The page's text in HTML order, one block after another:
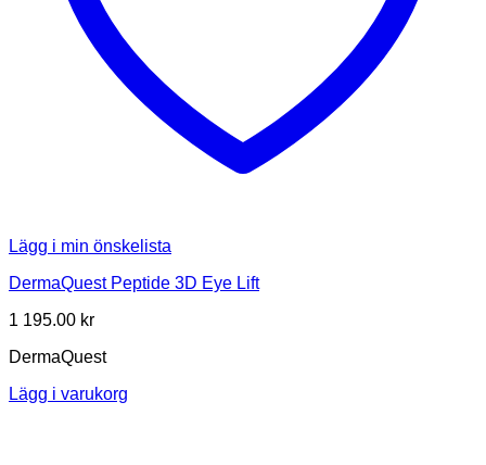
Lägg i min önskelista
DermaQuest Peptide 3D Eye Lift
1 195.00 kr
DermaQuest
Lägg i varukorg